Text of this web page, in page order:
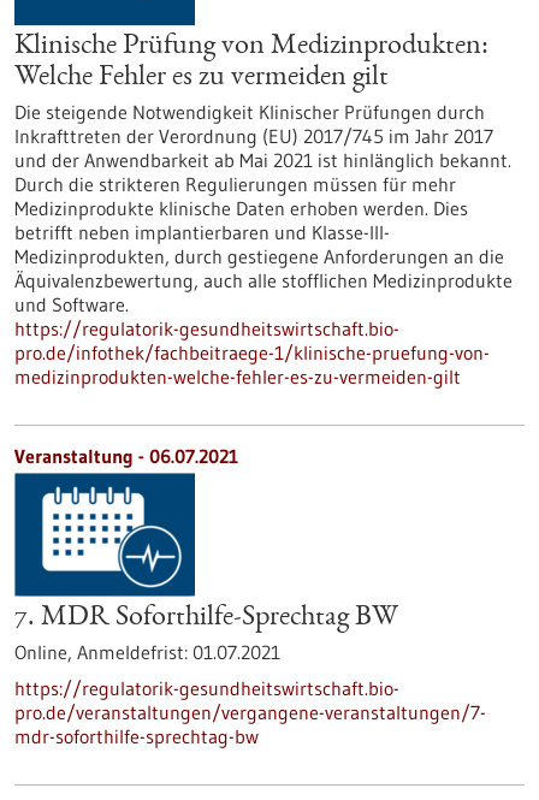
Klinische Prüfung von Medizinprodukten:
Welche Fehler es zu vermeiden gilt
Die steigende Notwendigkeit Klinischer Prüfungen durch
Inkrafttreten der Verordnung (EU) 2017/745 im Jahr 2017
und der Anwendbarkeit ab Mai 2021 ist hinlänglich bekannt.
Durch die strikteren Regulierungen müssen für mehr
Medizinprodukte klinische Daten erhoben werden. Dies
betrifft neben implantierbaren und Klasse-III-
Medizinprodukten, durch gestiegene Anforderungen an die
Äquivalenzbewertung, auch alle stofflichen Medizinprodukte
und Software.
https://regulatorik-gesundheitswirtschaft.bio-
pro.de/infothek/fachbeitraege-1/klinische-pruefung-von-
medizinprodukten-welche-fehler-es-zu-vermeiden-gilt
Veranstaltung - 06.07.2021
7. MDR Soforthilfe-Sprechtag BW
Online, Anmeldefrist: 01.07.2021
https://regulatorik-gesundheitswirtschaft.bio-
pro.de/veranstaltungen/vergangene-veranstaltungen/7-
mdr-soforthilfe-sprechtag-bw